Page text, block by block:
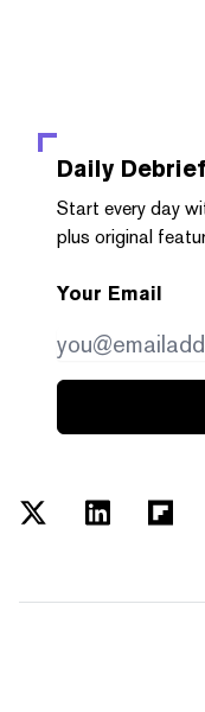
Daily Debrief
Start every day
plus original
Your Email